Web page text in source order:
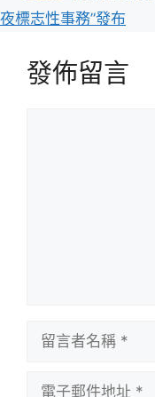
夜標志性事務”發布
發佈留言